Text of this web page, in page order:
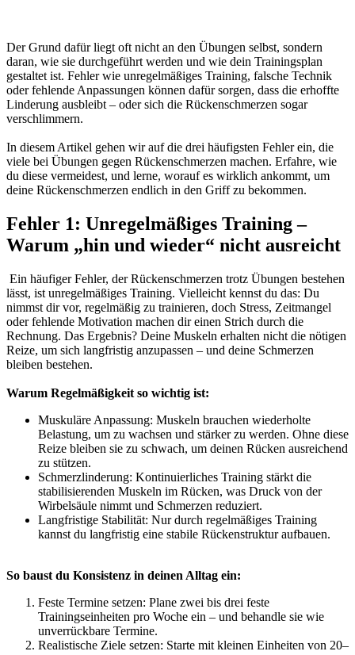
Der Grund dafür liegt oft nicht an den Übungen selbst, sondern
daran, wie sie durchgeführt werden und wie dein Trainingsplan
gestaltet ist. Fehler wie unregelmäßiges Training, falsche Technik
oder fehlende Anpassungen können dafür sorgen, dass die erhoffte
Linderung ausbleibt – oder sich die Rückenschmerzen sogar
verschlimmern.
In diesem Artikel gehen wir auf die drei häufigsten Fehler ein, die
viele bei Übungen gegen Rückenschmerzen machen. Erfahre, wie
du diese vermeidest, und lerne, worauf es wirklich ankommt, um
deine Rückenschmerzen endlich in den Griff zu bekommen.
Fehler 1: Unregelmäßiges Training –
Warum „hin und wieder“ nicht ausreicht
Ein häufiger Fehler, der Rückenschmerzen trotz Übungen bestehen
lässt, ist unregelmäßiges Training. Vielleicht kennst du das: Du
nimmst dir vor, regelmäßig zu trainieren, doch Stress, Zeitmangel
oder fehlende Motivation machen dir einen Strich durch die
Rechnung. Das Ergebnis? Deine Muskeln erhalten nicht die nötigen
Reize, um sich langfristig anzupassen – und deine Schmerzen
bleiben bestehen.
Warum Regelmäßigkeit so wichtig ist:
Muskuläre Anpassung: Muskeln brauchen wiederholte
Belastung, um zu wachsen und stärker zu werden. Ohne diese
Reize bleiben sie zu schwach, um deinen Rücken ausreichend
zu stützen.
Schmerzlinderung: Kontinuierliches Training stärkt die
stabilisierenden Muskeln im Rücken, was Druck von der
Wirbelsäule nimmt und Schmerzen reduziert.
Langfristige Stabilität: Nur durch regelmäßiges Training
kannst du langfristig eine stabile Rückenstruktur aufbauen.
So baust du Konsistenz in deinen Alltag ein:
Feste Termine setzen: Plane zwei bis drei feste
Trainingseinheiten pro Woche ein – und behandle sie wie
unverrückbare Termine.
Realistische Ziele setzen: Starte mit kleinen Einheiten von 20–